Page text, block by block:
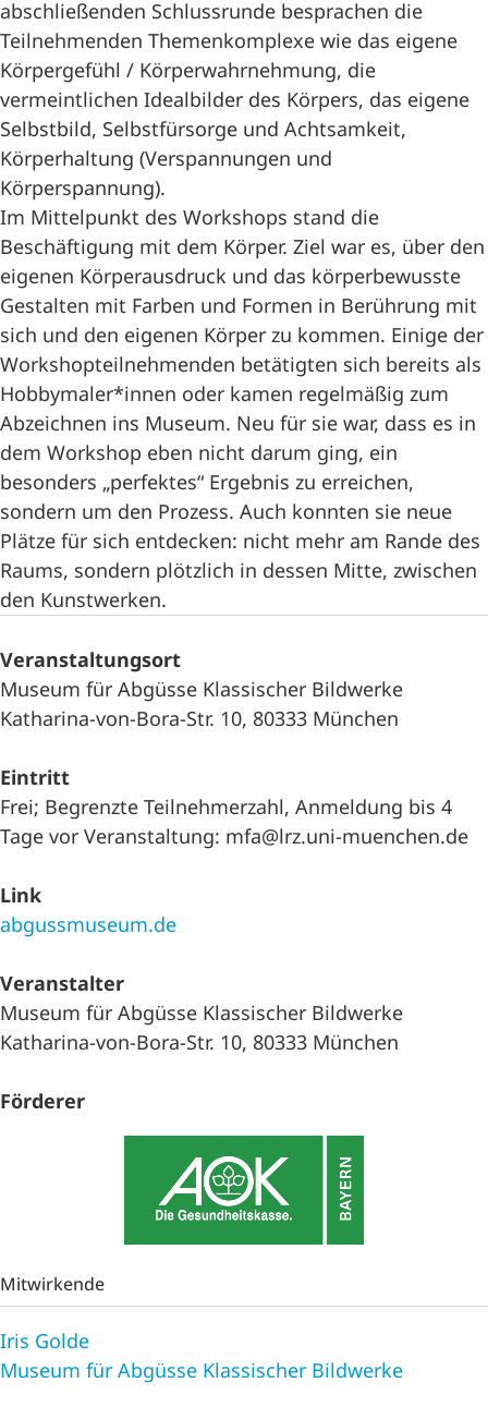
abschließenden Schlussrunde besprachen die
Teilnehmenden Themenkomplexe wie das eigene
Körpergefühl / Körperwahrnehmung, die
vermeintlichen Idealbilder des Körpers, das eigene
Selbstbild, Selbstfürsorge und Achtsamkeit,
Körperhaltung (Verspannungen und
Körperspannung).
Im Mittelpunkt des Workshops stand die
Beschäftigung mit dem Körper. Ziel war es, über den
eigenen Körperausdruck und das körperbewusste
Gestalten mit Farben und Formen in Berührung mit
sich und den eigenen Körper zu kommen. Einige der
Workshopteilnehmenden betätigten sich bereits als
Hobbymaler*innen oder kamen regelmäßig zum
Abzeichnen ins Museum. Neu für sie war, dass es in
dem Workshop eben nicht darum ging, ein
besonders „perfektes“ Ergebnis zu erreichen,
sondern um den Prozess. Auch konnten sie neue
Plätze für sich entdecken: nicht mehr am Rande des
Raums, sondern plötzlich in dessen Mitte, zwischen
den Kunstwerken.
Veranstaltungsort
Museum für Abgüsse Klassischer Bildwerke
Katharina-von-Bora-Str. 10, 80333 München
Eintritt
Frei; Begrenzte Teilnehmerzahl, Anmeldung bis 4
Tage vor Veranstaltung: mfa@lrz.uni-muenchen.de
Link
abgussmuseum.de
Veranstalter
Museum für Abgüsse Klassischer Bildwerke
Katharina-von-Bora-Str. 10, 80333 München
Förderer
Mitwirkende
Iris Golde
Museum für Abgüsse Klassischer Bildwerke